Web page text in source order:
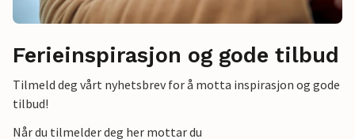
Ferieinspirasjon og gode tilbud
Tilmeld deg vårt nyhetsbrev for å motta inspirasjon og gode
tilbud!
Når du tilmelder deg her mottar du